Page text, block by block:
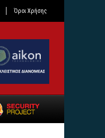
Όροι Χρήσης